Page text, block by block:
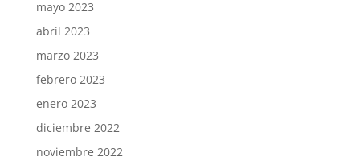
mayo 2023
abril 2023
marzo 2023
febrero 2023
enero 2023
diciembre 2022
noviembre 2022